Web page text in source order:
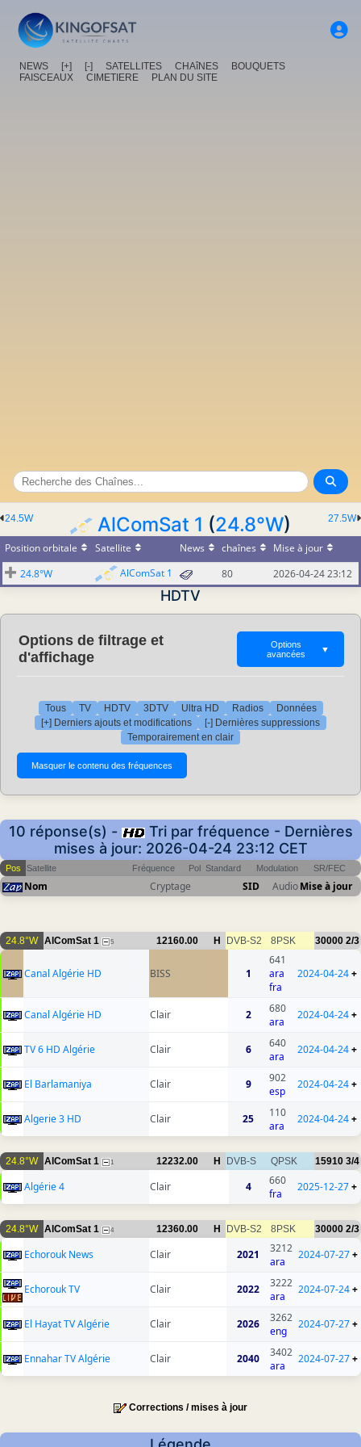
NEWS [+] [-] SATELLITES CHAîNES
BOUQUETS
FAISCEAUX
CIMETIERE PLAN DU SITE
27.5W
24.5W AlComSat 1 (24.8°W)
Position orbitale Satellite News chaînes
Mise à jour
24.8°W
AlComSat 1 80 2026-04-24 23:12
HDTV
Options de filtrage et
d'affichage
Options
avancées
▼
Tous TV HDTV 3DTV Ultra HD Radios
Données
[+] Derniers ajouts et modifications
[-] Dernières suppressions
Temporairement en clair
10 réponse(s) -
Tri par fréquence - Dernières
mises à jour: 2026-04-24 23:12 CET
Pos Satellite Fréquence Pol Standard Modulation SR/FEC
Nom Cryptage SID AudioMise à jour
24.8°W AlComSat 1 5 12160.00 H DVB-S2 8PSK 30000 2/3
Canal Algérie HD BISS 1
641
ara
fra
2024-04-24+
Canal Algérie HD Clair 2
680
ara
2024-04-24+
TV 6 HD Algérie Clair 6
640
ara
2024-04-24+
El Barlamaniya Clair 9
902
esp
2024-04-24+
Algerie 3 HD Clair 25
110
ara
2024-04-24+
24.8°W AlComSat 1 1 12232.00 H DVB-S QPSK 15910 3/4
Algérie 4 Clair 4
660
fra
2025-12-27+
24.8°W AlComSat 1 4 12360.00 H DVB-S2 8PSK 30000 2/3
Echorouk News Clair 2021
3212
ara
2024-07-27+
Echorouk TV Clair 2022
3222
ara
2024-07-24+
El Hayat TV Algérie Clair 2026
3262
eng
2024-07-27+
Ennahar TV Algérie Clair 2040
3402
ara
2024-07-27+
Corrections / mises à jour